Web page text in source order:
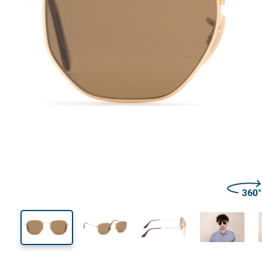
43 mm
Comprimento do cristal
51 mm
Calibre do cristal